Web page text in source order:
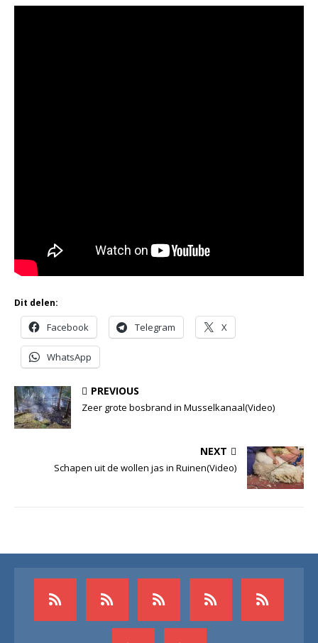
Dit delen:
Facebook Telegram X
WhatsApp
PREVIOUS
Zeer grote bosbrand in Musselkanaal(Video)
NEXT
Schapen uit de wollen jas in Ruinen(Video)